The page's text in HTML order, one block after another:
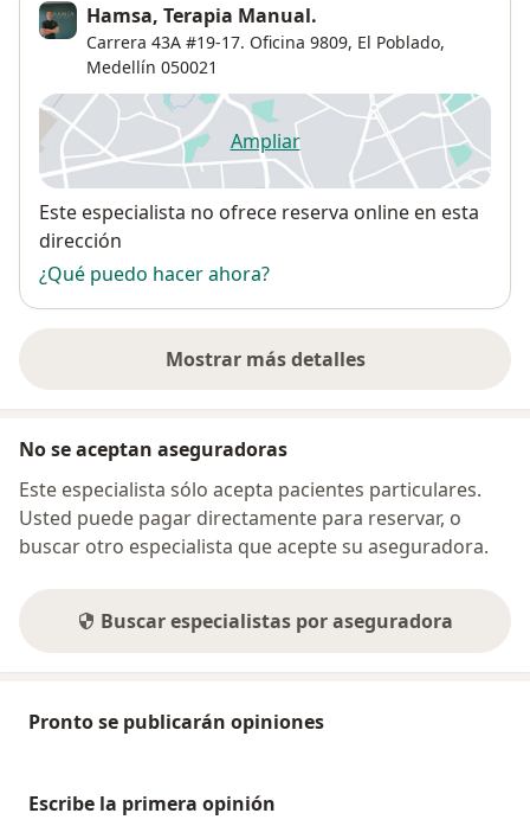
Hamsa, Terapia Manual.
Carrera 43A #19-17. Oficina 9809, El Poblado,
Medellín 050021
Ampliarse abre en una nueva
Disponibilidad
Este especialista no ofrece reserva online en esta
dirección
¿Qué puedo hacer ahora?
Mostrar más detalles
sobre la dirección
No se aceptan aseguradoras
Este especialista sólo acepta pacientes particulares.
Usted puede pagar directamente para reservar, o
buscar otro especialista que acepte su aseguradora.
Buscar especialistas por aseguradora
Pronto se publicarán opiniones
Escribe la primera opinión